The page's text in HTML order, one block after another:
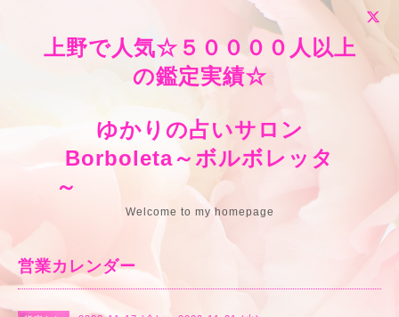
上野で人気☆５００００人以上
の鑑定実績☆
ゆかりの占いサロン
Borboleta～ボルボレッタ
～
Welcome to my homepage
営業カレンダー